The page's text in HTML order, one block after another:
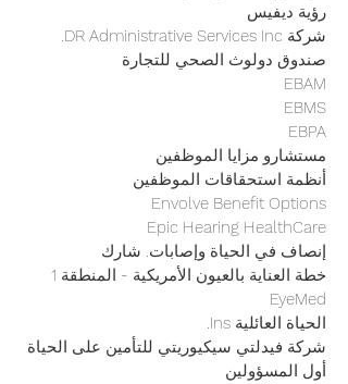
رؤية ديفيس
شركة DR Administrative Services Inc.
صندوق دولوث الصحي للتجارة
EBAM
EBMS
EBPA
مستشارو مزايا الموظفين
أنظمة استحقاقات الموظفين
Envolve Benefit Options
Epic Hearing HealthCare
إنصاف في الحياة وإصابات. شارك
خطة العناية بالعيون الأمريكية - المنطقة 1
EyeMed
الحياة العائلية Ins.
شركة فيدلتي سيكيوريتي للتأمين على الحياة
أول المسؤولين